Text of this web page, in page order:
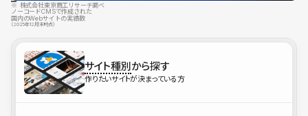
※ 株式会社東京商工リサーチ調べ
ノーコードCMSで作成された
国内のWebサイトの実績数
（2025年12月末時点）
サイト種別から探す
作りたいサイトが決まっている方